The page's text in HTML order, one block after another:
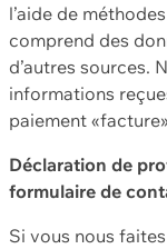
l’aide de
comprend des
d’autres sources.
informations
paiement
Déclaration de
formulaire de
Si vous nous